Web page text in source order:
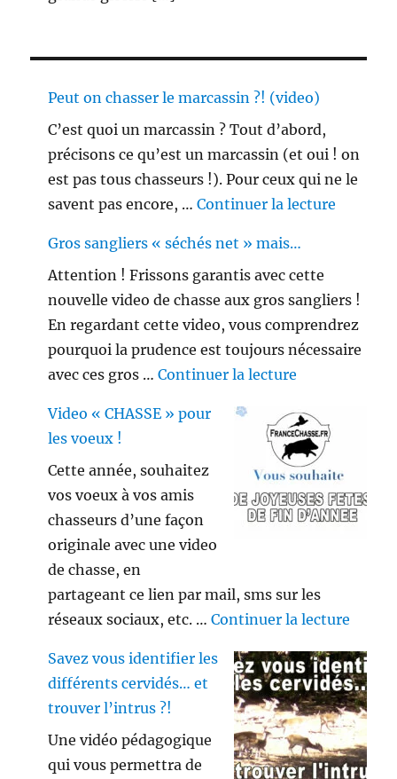
Peut on chasser le marcassin ?! (video)
C’est quoi un marcassin ? Tout d’abord,
précisons ce qu’est un marcassin (et oui ! on
est pas tous chasseurs !). Pour ceux qui ne le
savent pas encore, …Continuer la lecture
Gros sangliers « séchés net » mais…
Attention ! Frissons garantis avec cette
nouvelle video de chasse aux gros sangliers !
En regardant cette video, vous comprendrez
pourquoi la prudence est toujours nécessaire
avec ces gros …Continuer la lecture
Video « CHASSE » pour
les voeux !
Cette année, souhaitez
vos voeux à vos amis
chasseurs d’une façon
originale avec une video
de chasse, en
partageant ce lien par mail, sms sur les
réseaux sociaux, etc. …Continuer la lecture
Savez vous identifier les
différents cervidés… et
trouver l’intrus ?!
Une vidéo pédagogique
qui vous permettra de